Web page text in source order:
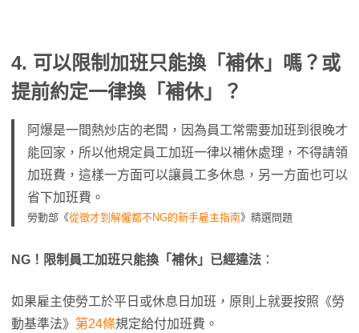
4. 可以限制加班只能換「補休」嗎？或
提前約定一律換「補休」？
阿爆是一間熱炒店的老闆，因為員工常需要加班到很晚才
能回家，所以他規定員工加班一律以補休處理，不得請領
加班費，這樣一方面可以讓員工多休息，另一方面也可以
省下加班費。
勞動部《從徵才到解僱都不NG的新手雇主指南》精選問題
NG！限制員工加班只能換「補休」已經違法 ：
如果雇主使勞工於平日或休息日加班，原則上就要按照《勞
動基準法》 第24條規定給付加班費。